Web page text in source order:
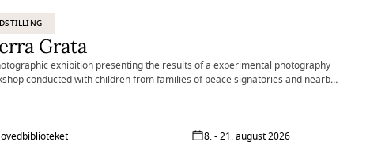
Grata
exhibition presenting the results of a experimental photography
conducted with children from families of peace signatories and nearby
8. - 21. august 2026